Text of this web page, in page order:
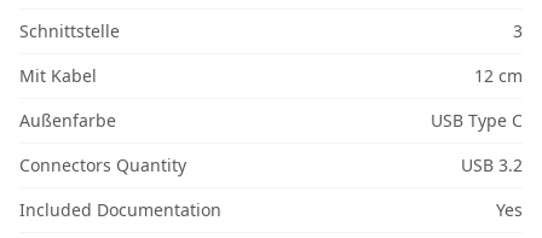
Schnittstelle
3
Mit Kabel
12 cm
Außenfarbe
USB Type C
Connectors Quantity
USB 3.2
Included Documentation
Yes